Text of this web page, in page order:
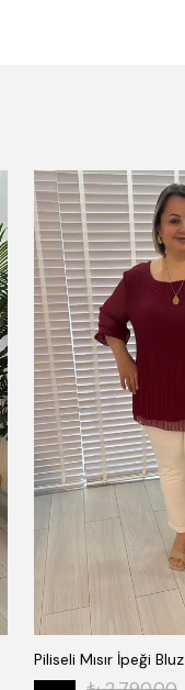
Piliseli Mısır İpeği Bluz